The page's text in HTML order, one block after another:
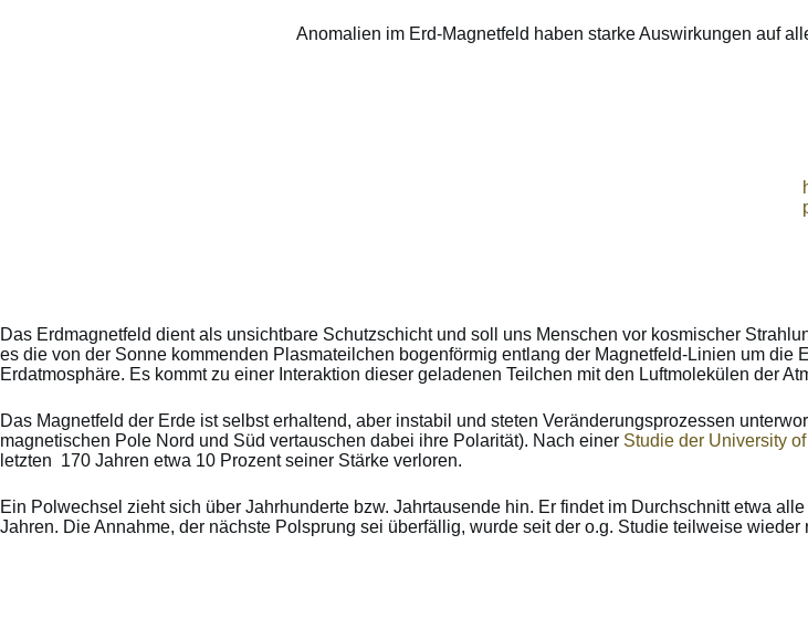
Anomalien im Erd-Magnetfeld haben starke Auswirkungen auf
Das Erdmagnetfeld dient als unsichtbare Schutzschicht und soll uns Menschen vor kosmischer
es die von der Sonne kommenden Plasmateilchen bogenförmig entlang der Magnetfeld-Linien um
Erdatmosphäre. Es kommt zu einer Interaktion dieser geladenen Teilchen mit den Luftmolekülen der
Das Magnetfeld der Erde ist selbst erhaltend, aber instabil und steten Veränderungsprozessen
magnetischen Pole Nord und Süd vertauschen dabei ihre Polarität). Nach einer Studie der University
letzten 170 Jahren etwa 10 Prozent seiner Stärke verloren.
Ein Polwechsel zieht sich über Jahrhunderte bzw. Jahrtausende hin. Er findet im Durchschnitt etwa
Jahren. Die Annahme, der nächste Polsprung sei überfällig, wurde seit der o.g. Studie teilweise wieder